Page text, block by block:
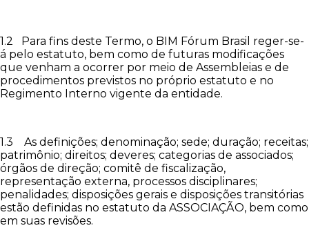
1.2 Para fins deste Termo, o BIM Fórum Brasil reger-se-
á pelo estatuto, bem como de futuras modificações
que venham a ocorrer por meio de Assembleias e de
procedimentos previstos no próprio estatuto e no
Regimento Interno vigente da entidade.
1.3 As definições; denominação; sede; duração; receitas;
patrimônio; direitos; deveres; categorias de associados;
órgãos de direção; comitê de fiscalização,
representação externa, processos disciplinares;
penalidades; disposições gerais e disposições transitórias
estão definidas no estatuto da ASSOCIAÇÃO, bem como
em suas revisões.